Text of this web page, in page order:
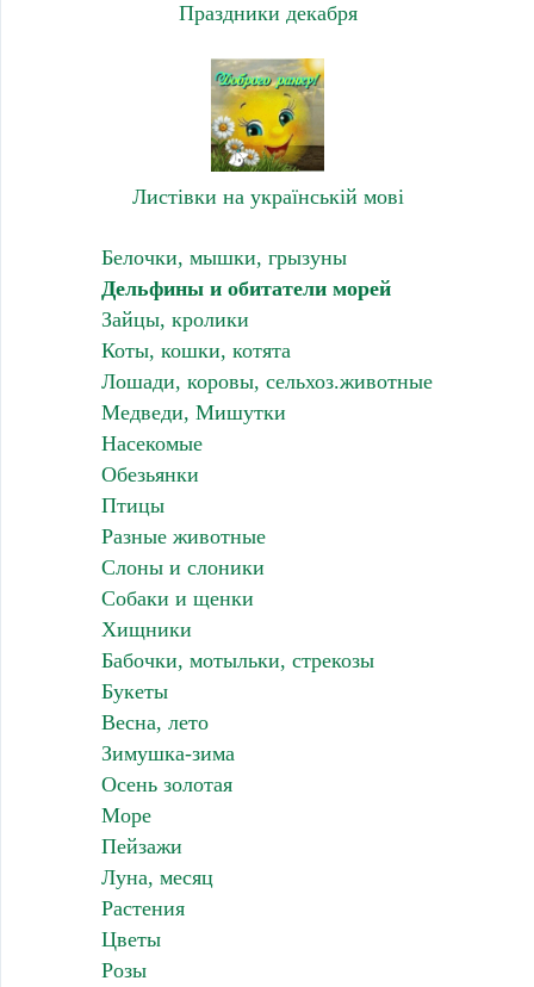
Праздники декабря
Листівки на українській мові
Белочки, мышки, грызуны
Дельфины и обитатели морей
Зайцы, кролики
Коты, кошки, котята
Лошади, коровы, сельхоз.животные
Медведи, Мишутки
Насекомые
Обезьянки
Птицы
Разные животные
Слоны и слоники
Собаки и щенки
Хищники
Бабочки, мотыльки, стрекозы
Букеты
Весна, лето
Зимушка-зима
Осень золотая
Море
Пейзажи
Луна, месяц
Растения
Цветы
Розы